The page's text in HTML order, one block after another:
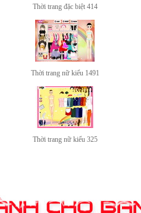
Thời trang đặc biệt 414
Thời trang nữ kiểu 1491
Thời trang nữ kiểu 325